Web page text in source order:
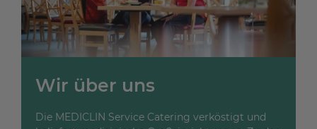
Wir über uns
Die MEDICLIN Service Catering verköstigt und